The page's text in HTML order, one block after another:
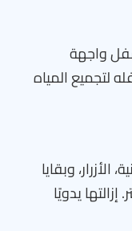
واجهة
لتجميع المياه
وبقايا
يدويًا